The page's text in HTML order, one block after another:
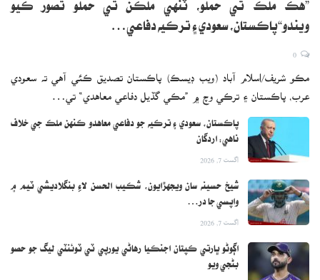
”هڪ ملڪ تي حملو، ٽنهي ملڪن تي حملو تصور ڪيو
ويندو“پاڪستان، سعودي ۽ ترڪيه دفاعي…
مڪو شريف/اسلام آباد (ويب ڊيسڪ) پاڪستان تصديق ڪئي آهي ته سعودي
عرب، پاڪستان ۽ ترڪي وچ ۾ ”مڪي گڏيل دفاعي معاهدي“ تي…
پاڪستان، سعودي ۽ ترڪيه جو دفاعي معاهدو ڪنهن ملڪ جي خلاف
ناهي: اردگان
اگست 7, 2026
شيخ حسينه سان ويجهڙايون، شڪيب الحسن لاءِ بنگلاديشي ٽيم ۾
واپسي جا در…
اگست 7, 2026
اڳوڻو ڀارتي ڪپتان اجنڪيا رهاڻي يورپي ٽي ٽوئنٽي ليگ جو حصو
بڻجي ويو